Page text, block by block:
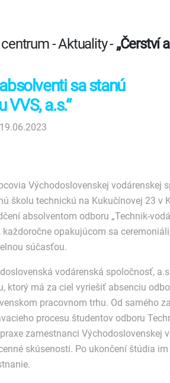
- Aktuality -„Čerství
sa stanú
VVS, a.s.“
Východoslovenskej vodárenskej
školu technickú na Kukučínovej 23 v
absolventom odboru „Technik-
každoročne opakujúcom sa
súčasťou.
vodárenská spoločnosť,
ktorý má za ciel vyriešiť absenciu
pracovnom trhu. Od samého
procesu študentov odboru
zamestnanci Východoslovenskej
skúsenosti. Po ukončení štúdia